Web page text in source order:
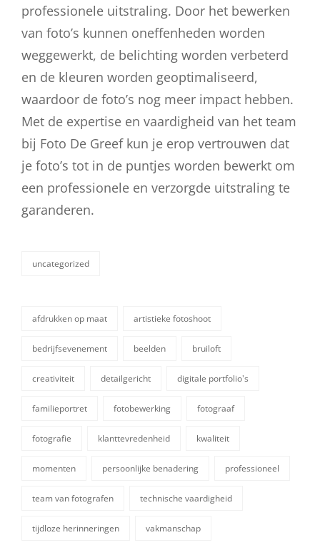
professionele uitstraling. Door het bewerken
van foto’s kunnen oneffenheden worden
weggewerkt, de belichting worden verbeterd
en de kleuren worden geoptimaliseerd,
waardoor de foto’s nog meer impact hebben.
Met de expertise en vaardigheid van het team
bij Foto De Greef kun je erop vertrouwen dat
je foto’s tot in de puntjes worden bewerkt om
een professionele en verzorgde uitstraling te
garanderen.
categorieën
uncategorized
afdrukken op maat artistieke fotoshoot
bedrijfsevenement beelden bruiloft
creativiteit detailgericht digitale portfolio's
familieportret fotobewerking fotograaf
fotografie klanttevredenheid kwaliteit
momenten persoonlijke benadering professioneel
team van fotografen technische vaardigheid
tijdloze herinneringen vakmanschap